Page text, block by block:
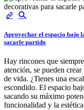
Aprovechar el espacio bajo
sacarle partido
Hay rincones que
atención, se pueden
de vida. ¿Tienes una
escondido. El espacio
sacando su máximo
funcionalidad y la